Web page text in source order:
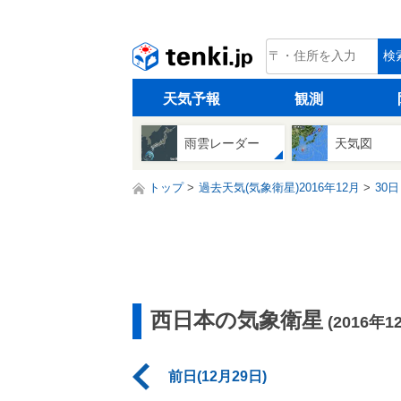
tenki.jp 検
天気予報 観測
雨雲レーダー 天気図
トップ 過去天気(気象衛星)2016年12月 30日
西日本の気象衛星 (2016年
前日(12月29日)